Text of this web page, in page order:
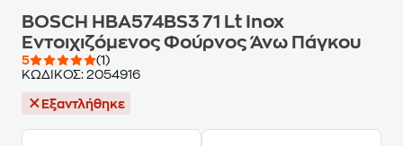
BOSCH HBA574BS3 71 Lt Inox
Εντοιχιζόμενος Φούρνος Άνω Πάγκου
5
(1)
ΚΩΔΙΚΟΣ: 2054916
Εξαντλήθηκε